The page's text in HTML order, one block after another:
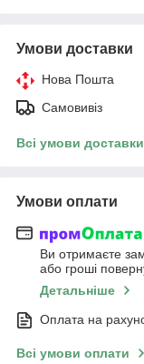
Умови доставки
Нова Пошта
Самовивіз
Всі умови доставки
Умови оплати
Ви отримаєте
або гроші
Детальніше
Оплата на
Всі умови оплати